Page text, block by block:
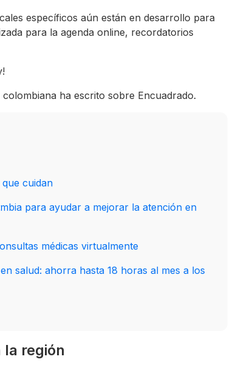
específicos aún están en desarrollo para
para la agenda online, recordatorios
ha escrito sobre Encuadrado.
cuidan
para ayudar a mejorar la atención en
médicas virtualmente
salud: ahorra hasta 18 horas al mes a los
región